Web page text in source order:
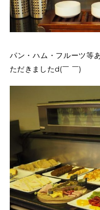
パン・ハム・フルーツ等
ただきましたd(￣ ￣)